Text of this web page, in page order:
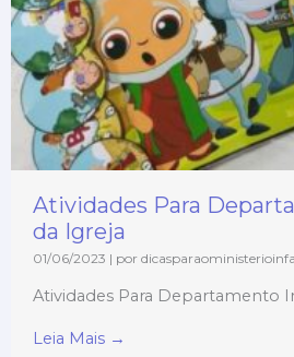
Atividades Para
da Igreja
01/06/2023 | por
Atividades Para Departamento
Leia Mais →